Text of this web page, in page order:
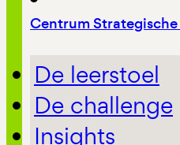
Centrum
De leerstoel
De challenge
Insights